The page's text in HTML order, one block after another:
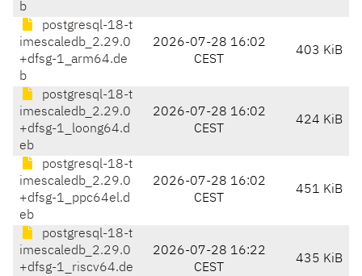
b
postgresql-18-t
imescaledb_2.29.0
+dfsg-1_arm64.de
b
2026-07-28 16:02
CEST
403 KiB
postgresql-18-t
imescaledb_2.29.0
+dfsg-1_loong64.d
eb
2026-07-28 16:02
CEST
424 KiB
postgresql-18-t
imescaledb_2.29.0
+dfsg-1_ppc64el.d
eb
2026-07-28 16:02
CEST
451 KiB
postgresql-18-t
imescaledb_2.29.0
+dfsg-1_riscv64.de
2026-07-28 16:22
CEST
435 KiB